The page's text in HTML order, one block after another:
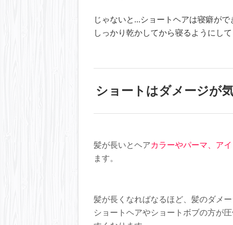
じゃないと…ショートヘアは寝癖がで
しっかり乾かしてから寝るようにして
ショートはダメージが
髪が長いとヘア カラーやパーマ、ア
ます。
髪が長くなればなるほど、髪のダメ
ショートヘアやショートボブの方が